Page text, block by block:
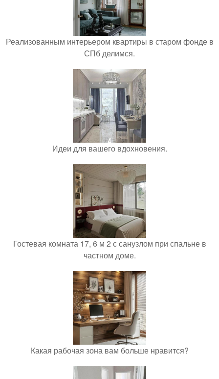
Реализованным интерьером квартиры в старом фонде в
СПб делимся.
Идеи для вашего вдохновения.
Гостевая комната 17, 6 м 2 с санузлом при спальне в
частном доме.
Какая рабочая зона вам больше нравится?